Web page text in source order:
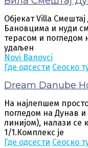
Објекат Villa
Бановцима и нуди
терасом и погледом
удаљен
Novi Banovci
Где одсести Сеоско
Dream Danube
На најлепшем
погледом на Дунав
линијом), налази
1/1.Комплекс је
Где одсести Сеоско